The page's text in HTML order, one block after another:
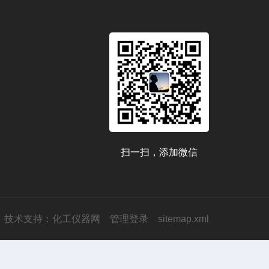
扫一扫，添加微信
技术支持： 化工仪器网 管理登录 sitemap.xml